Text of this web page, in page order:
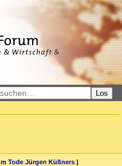
Los
Tode Jürgen Küßners |